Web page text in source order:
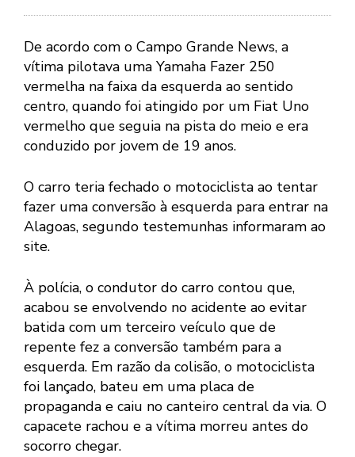
De acordo com o Campo Grande News, a
vítima pilotava uma Yamaha Fazer 250
vermelha na faixa da esquerda ao sentido
centro, quando foi atingido por um Fiat Uno
vermelho que seguia na pista do meio e era
conduzido por jovem de 19 anos.
O carro teria fechado o motociclista ao tentar
fazer uma conversão à esquerda para entrar na
Alagoas, segundo testemunhas informaram ao
site.
À polícia, o condutor do carro contou que,
acabou se envolvendo no acidente ao evitar
batida com um terceiro veículo que de
repente fez a conversão também para a
esquerda. Em razão da colisão, o motociclista
foi lançado, bateu em uma placa de
propaganda e caiu no canteiro central da via. O
capacete rachou e a vítima morreu antes do
socorro chegar.